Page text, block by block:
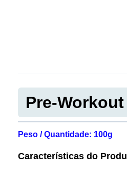
Pre-
Peso / Quantidade: 100g
Características do